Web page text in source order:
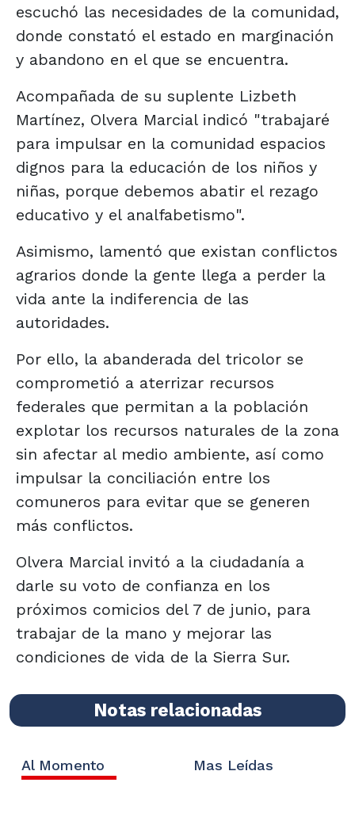
escuchó las necesidades de la comunidad,
donde constató el estado en marginación
y abandono en el que se encuentra.
Acompañada de su suplente Lizbeth
Martínez, Olvera Marcial indicó "trabajaré
para impulsar en la comunidad espacios
dignos para la educación de los niños y
niñas, porque debemos abatir el rezago
educativo y el analfabetismo".
Asimismo, lamentó que existan conflictos
agrarios donde la gente llega a perder la
vida ante la indiferencia de las
autoridades.
Por ello, la abanderada del tricolor se
comprometió a aterrizar recursos
federales que permitan a la población
explotar los recursos naturales de la zona
sin afectar al medio ambiente, así como
impulsar la conciliación entre los
comuneros para evitar que se generen
más conflictos.
Olvera Marcial invitó a la ciudadanía a
darle su voto de confianza en los
próximos comicios del 7 de junio, para
trabajar de la mano y mejorar las
condiciones de vida de la Sierra Sur.
Notas relacionadas
Al Momento Mas Leídas